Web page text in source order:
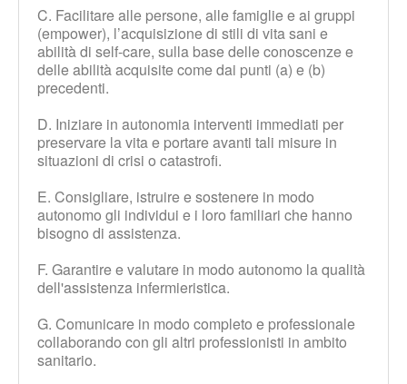
C. Facilitare alle persone, alle famiglie e ai gruppi
(empower), l’acquisizione di stili di vita sani e
abilità di self-care, sulla base delle conoscenze e
delle abilità acquisite come dai punti (a) e (b)
precedenti.
D. Iniziare in autonomia interventi immediati per
preservare la vita e portare avanti tali misure in
situazioni di crisi o catastrofi.
E. Consigliare, istruire e sostenere in modo
autonomo gli individui e i loro familiari che hanno
bisogno di assistenza.
F. Garantire e valutare in modo autonomo la qualità
dell'assistenza infermieristica.
G. Comunicare in modo completo e professionale
collaborando con gli altri professionisti in ambito
sanitario.